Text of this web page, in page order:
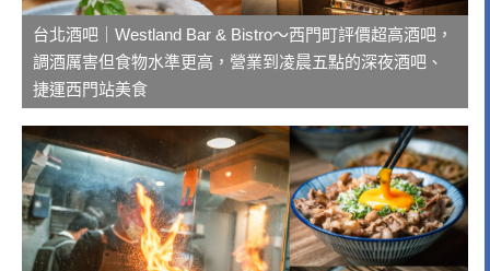
台北酒吧｜Westland Bar & Bistro～西門町評價超高酒吧，
調酒厲害但食物水準更高，營業到凌晨五點的深夜酒吧、
捷運西門站美食